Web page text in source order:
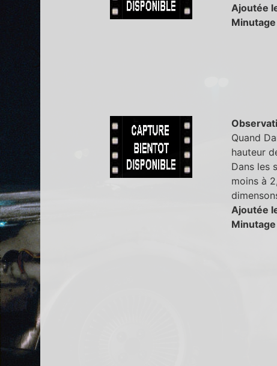
Ajoutée
Quand
hauteur
Dans les
moins à
Ajoutée